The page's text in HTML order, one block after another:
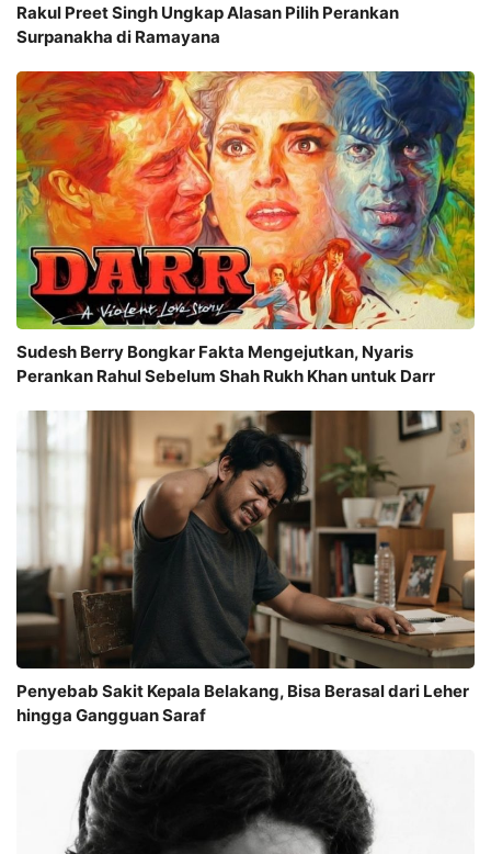
Rakul Preet Singh Ungkap Alasan Pilih Perankan
Surpanakha di Ramayana
Sudesh Berry Bongkar Fakta Mengejutkan, Nyaris
Perankan Rahul Sebelum Shah Rukh Khan untuk Darr
Penyebab Sakit Kepala Belakang, Bisa Berasal dari Leher
hingga Gangguan Saraf